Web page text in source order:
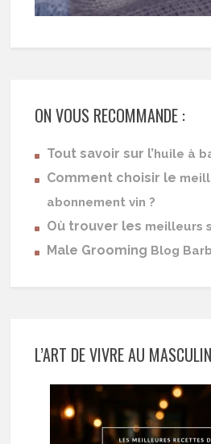
ON VOUS RECOMMANDE :
Tout savoir sur l’huile à
Comment choisir le
abonnement vin ?
Où trouver les meilleurs
Male Grooming Blog
L’ART DE VIVRE AU MASCULIN